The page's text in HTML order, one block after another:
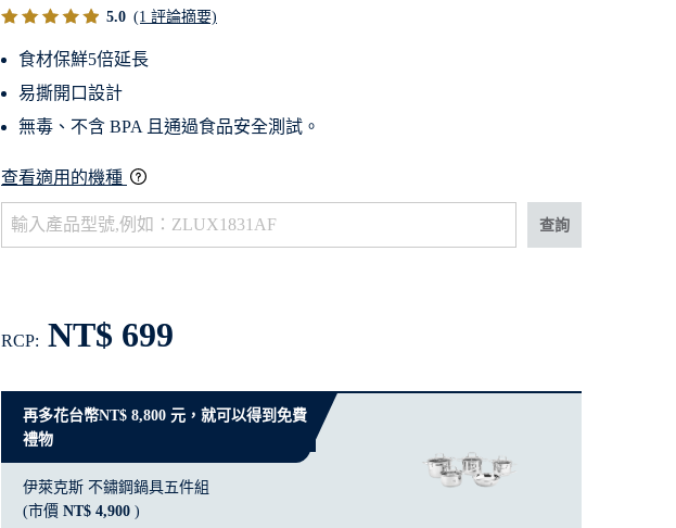
5.0 (1 評論摘要)
食材保鮮5倍延長
易撕開口設計
無毒、不含 BPA 且通過食品安全測試。
查看適用的機種
查詢
RCP: NT$ 699
再多花台幣NT$ 8,800 元，就可以得到免費
禮物
伊萊克斯 不鏽鋼鍋具五件組
(市價 NT$ 4,900 )